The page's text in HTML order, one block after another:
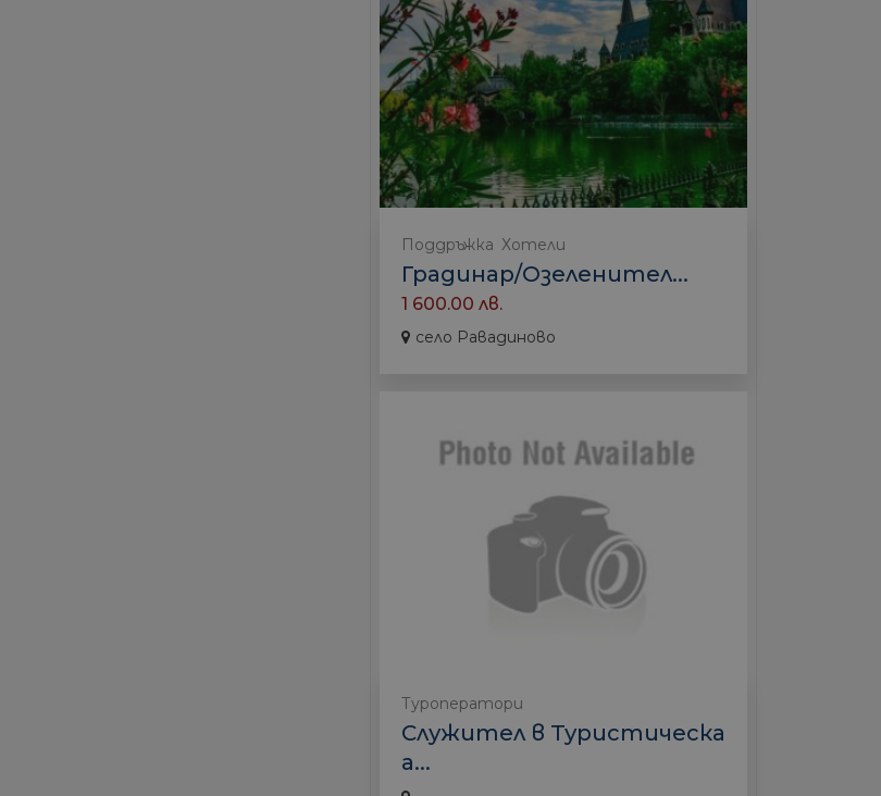
Поддръжка Хотели
Градинар/Озеленител...
1 600.00 лв.
село Равадиново
Туроператори
Служител в Туристическа
а...